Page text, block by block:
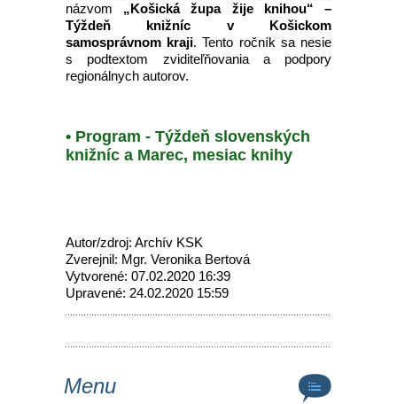
názvom „Košická župa žije knihou“ –
Týždeň knižníc v Košickom
samosprávnom kraji. Tento ročník sa nesie
s podtextom zviditeľňovania a podpory
regionálnych autorov.
• Program - Týždeň slovenských
knižníc a Marec, mesiac knihy
Autor/zdroj: Archív KSK
Zverejnil: Mgr. Veronika Bertová
Vytvorené: 07.02.2020 16:39
Upravené: 24.02.2020 15:59
Menu